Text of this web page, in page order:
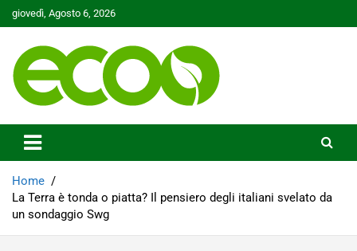
Skip
to
giovedì, Agosto 6, 2026
Ecoo.it
Home
La Terra è tonda o piatta? Il pensiero degli italiani svelato da
un sondaggio Swg